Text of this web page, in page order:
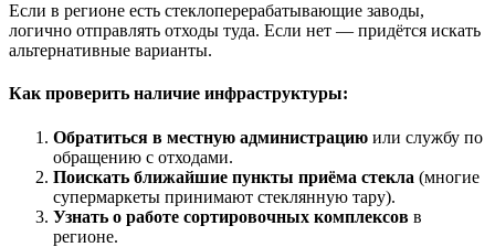
Если в регионе есть стеклоперерабатывающие заводы,
логично отправлять отходы туда. Если нет — придётся искать
альтернативные варианты.
Как проверить наличие инфраструктуры:
Обратиться в местную администрацию или службу по
обращению с отходами.
Поискать ближайшие пункты приёма стекла (многие
супермаркеты принимают стеклянную тару).
Узнать о работе сортировочных комплексов в
регионе.